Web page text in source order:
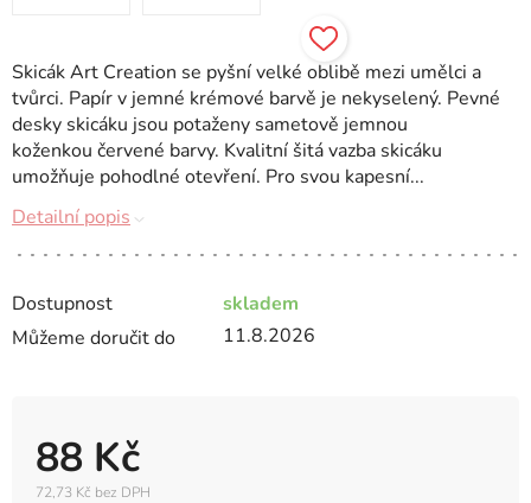
Dostupnost
skladem
Můžeme doručit do
11.8.2026
88 Kč
72,73 Kč bez DPH
Skicák Art Creation se pyšní velké oblibě mezi umělci a
tvůrci. Papír v jemné krémové barvě je nekyselený. Pevné
desky skicáku jsou potaženy sametově jemnou
koženkou červené barvy. Kvalitní šitá vazba skicáku
umožňuje pohodlné otevření. Pro svou kapesní...
Detailní popis